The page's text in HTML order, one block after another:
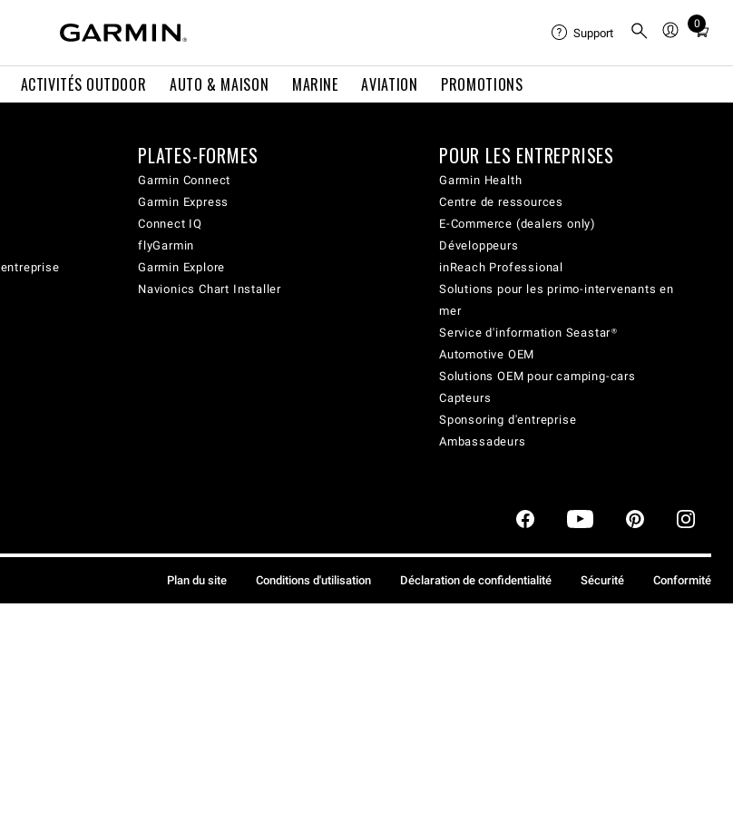
ACTIVITÉS OUTDOOR AUTO & MAISON MARINE AVIATION PROMOTIONS
Support
0
Total
cart:
PLATES-FORMES
Garmin Connect
Garmin Express
Connect IQ
flyGarmin
Garmin Explore
Navionics Chart Installer
POUR LES ENTREPRISES
Garmin Health
Centre de ressources
E-Commerce (dealers only)
Développeurs
inReach Professional
Solutions pour les primo-intervenants en
mer
Service d'information Seastar®
Automotive OEM
Solutions OEM pour camping-cars
Capteurs
Sponsoring d'entreprise
Ambassadeurs
Plan du site Conditions d'utilisation Déclaration de confidentialité Sécurité Conformité